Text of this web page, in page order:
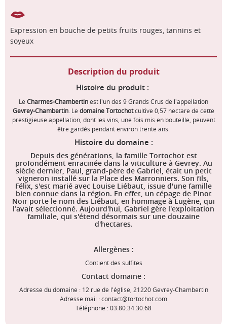
Expression en bouche de petits fruits rouges, tannins et
soyeux
Description du produit
Histoire du produit :
Le Charmes-Chambertinest l'un des 9 Grands Crus de l'appellation
Gevrey-Chambertin. Le domaine Tortochotcultive 0,57 hectare de cette
prestigieuse appellation, dont les vins, une fois mis en bouteille, peuvent
être gardés pendant environ trente ans.
Histoire du domaine :
Depuis des générations, la famille Tortochot est
profondément enracinée dans la viticulture à Gevrey. Au
siècle dernier, Paul, grand-père de Gabriel, était un petit
vigneron installé sur la Place des Marronniers. Son fils,
Félix, s'est marié avec Louise Liébaut, issue d'une famille
bien connue dans la région. En effet, un cépage de Pinot
Noir porte le nom des Liébaut, en hommage à Eugène, qui
l’avait sélectionné. Aujourd'hui, Gabriel gère l'exploitation
familiale, qui s'étend désormais sur une douzaine
d'hectares.
Allergènes :
Contient des sulfites
Contact domaine :
Adresse du domaine : 12 rue de l'église, 21220 Gevrey-Chambertin
Adresse mail : contact@tortochot.com
Téléphone : 03.80.34.30.68